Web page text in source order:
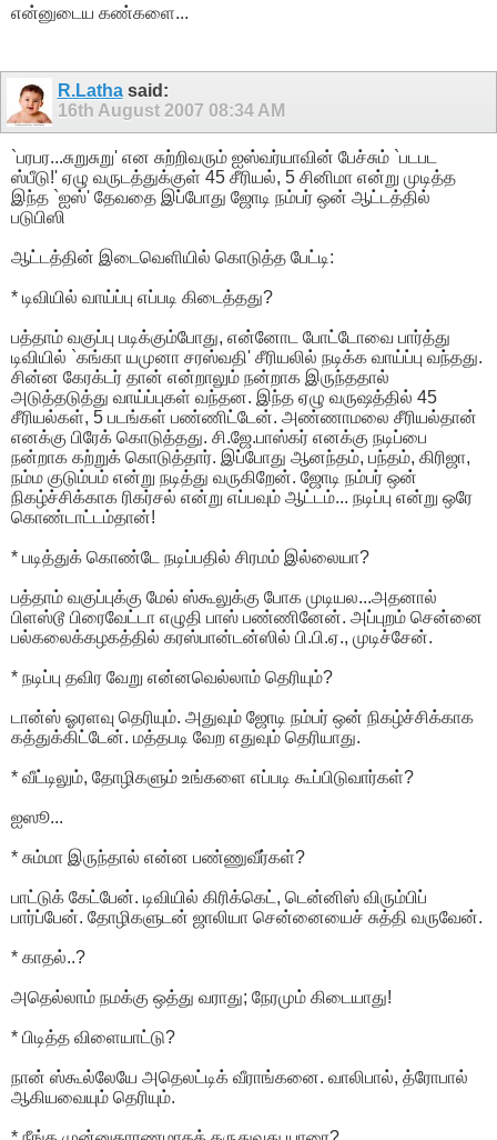
என்னுடைய கண்களை...
R.Lathasaid:
16th August 2007 08:34 AM
`பரபர...சுறுசுறு' என சுற்றிவரும் ஐஸ்வர்யாவின் பேச்சும் `படபட
ஸ்பீடு!' ஏழு வருடத்துக்குள் 45 சீரியல், 5 சினிமா என்று முடித்த
இந்த `ஐஸ்' தேவதை இப்போது ஜோடி நம்பர் ஒன் ஆட்டத்தில்
படுபிஸி
ஆட்டத்தின் இடைவெளியில் கொடுத்த பேட்டி:
* டிவியில் வாய்ப்பு எப்படி கிடைத்தது?
பத்தாம் வகுப்பு படிக்கும்போது, என்னோட போட்டோவை பார்த்து
டிவியில் `கங்கா யமுனா சரஸ்வதி' சீரியலில் நடிக்க வாய்ப்பு வந்தது.
சின்ன கேரக்டர் தான் என்றாலும் நன்றாக இருந்ததால்
அடுத்தடுத்து வாய்ப்புகள் வந்தன. இந்த ஏழு வருஷத்தில் 45
சீரியல்கள், 5 படங்கள் பண்ணிட்டேன். அண்ணாமலை சீரியல்தான்
எனக்கு பிரேக் கொடுத்தது. சி.ஜே.பாஸ்கர் எனக்கு நடிப்பை
நன்றாக கற்றுக் கொடுத்தார். இப்போது ஆனந்தம், பந்தம், கிரிஜா,
நம்ம குடும்பம் என்று நடித்து வருகிறேன். ஜோடி நம்பர் ஒன்
நிகழ்ச்சிக்காக ரிகர்சல் என்று எப்பவும் ஆட்டம்... நடிப்பு என்று ஒரே
கொண்டாட்டம்தான்!
* படித்துக் கொண்டே நடிப்பதில் சிரமம் இல்லையா?
பத்தாம் வகுப்புக்கு மேல் ஸ்கூலுக்கு போக முடியல...அதனால்
பிளஸ்டூ பிரைவேட்டா எழுதி பாஸ் பண்ணினேன். அப்புறம் சென்னை
பல்கலைக்கழகத்தில் கரஸ்பான்டன்ஸில் பி.பி.ஏ., முடிச்சேன்.
* நடிப்பு தவிர வேறு என்னவெல்லாம் தெரியும்?
டான்ஸ் ஓரளவு தெரியும். அதுவும் ஜோடி நம்பர் ஒன் நிகழ்ச்சிக்காக
கத்துக்கிட்டேன். மத்தபடி வேற எதுவும் தெரியாது.
* வீட்டிலும், தோழிகளும் உங்களை எப்படி கூப்பிடுவார்கள்?
ஐஸூ...
* சும்மா இருந்தால் என்ன பண்ணுவீர்கள்?
பாட்டுக் கேட்பேன். டிவியில் கிரிக்கெட், டென்னிஸ் விரும்பிப்
பார்ப்பேன். தோழிகளுடன் ஜாலியா சென்னையைச் சுத்தி வருவேன்.
* காதல்..?
அதெல்லாம் நமக்கு ஒத்து வராது; நேரமும் கிடையாது!
* பிடித்த விளையாட்டு?
நான் ஸ்கூல்லேயே அதெலட்டிக் வீராங்கனை. வாலிபால், த்ரோபால்
ஆகியவையும் தெரியும்.